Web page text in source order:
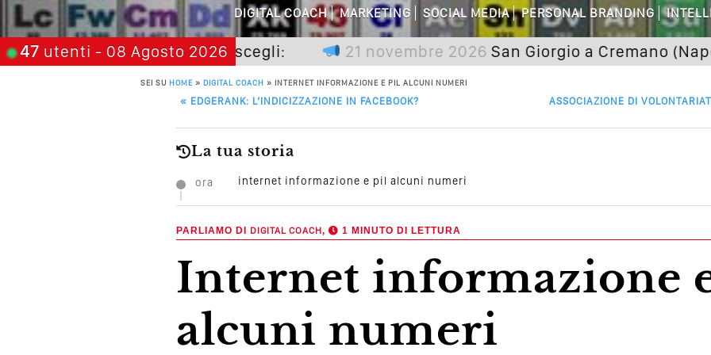
Perché Non Guadagni Sui Social Media? Probabilmente
Quali Sono Gli Errori Della Comunicazione Politica? Il Caso
Come Promuoversi Nel Wedding? Il Mio Intervento Per
DIGITAL COACH MARKETING SOCIAL MEDIA PERSONAL BRANDING
47 utenti - 08 Agosto 2026
premia chi aspetta, scegli: 21 novembre 2026San Giorgio a Cremano (Napoli)
SEI SU HOME » DIGITAL COACH » INTERNET INFORMAZIONE E PIL ALCUNI NUMERI
POST NAVIGATION
« EDGERANK: L’INDICIZZAZIONE IN FACEBOOK? ASSOCIAZIONE DI
La tua storia
ora internet informazione e pil alcuni numeri
PARLIAMO DI DIGITAL COACH, 1 MINUTO DI LETTURA
internet informazione e pil
alcuni numeri